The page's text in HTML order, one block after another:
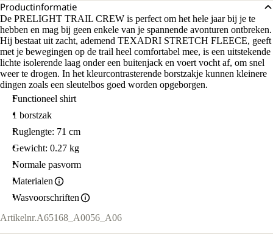
Productinformatie
De PRELIGHT TRAIL CREW is perfect om het hele jaar bij je te
hebben en mag bij geen enkele van je spannende avonturen ontbreken.
Hij bestaat uit zacht, ademend TEXADRI STRETCH FLEECE, geeft
met je bewegingen op de trail heel comfortabel mee, is een uitstekende
lichte isolerende laag onder een buitenjack en voert vocht af, om snel
weer te drogen. In het kleurcontrasterende borstzakje kunnen kleinere
dingen zoals een sleutelbos goed worden opgeborgen.
Functioneel shirt
1 borstzak
Ruglengte: 71 cm
Gewicht: 0.27 kg
Normale pasvorm
Materialen
Wasvoorschriften
Artikelnr.A65168_A0056_A06